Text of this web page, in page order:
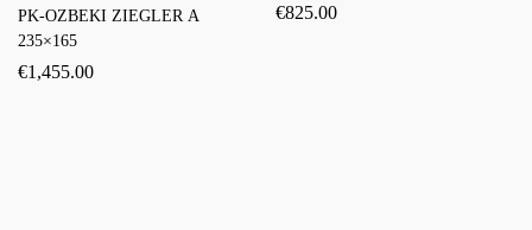
PK-OZBEKI ZIEGLER A
235×165
€1,455.00
€825.00